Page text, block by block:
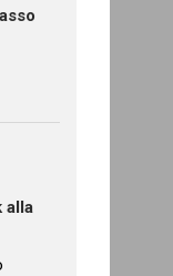
alla